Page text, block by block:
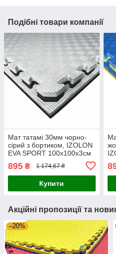
Подібні товари компанії
Мат татамі 30мм чорно-
сірий з бортиком, IZOLON
EVA SPORT 100х100х3см
895 ₴ 1 174,67 ₴
Купити
Акційні пропозиції та
–20%